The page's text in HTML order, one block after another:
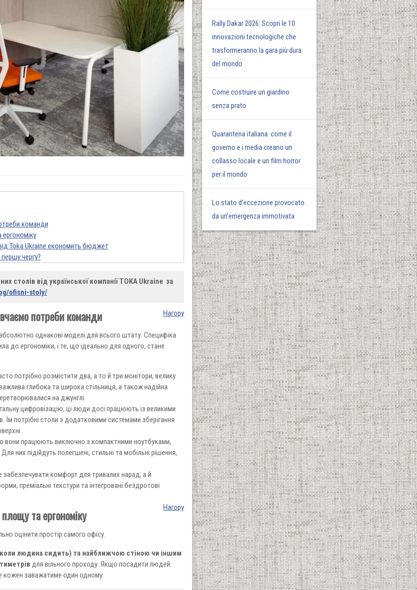
команди
Toka Ukraine економить бюджет
чергу?
столів від української компанії TOKA Ukraine за
ofisni-stoly/
Нагору
потреби команди
однакові моделі для всього штату. Специфіка
до ергономіки, і те, що ідеально для одного, стане
потрібно розмістити два, а то й три монітори, велику
глибока та широка стільниця, а також надійна
на джунглі.
цифровізацію, ці люди досі працюють із великими
Їм потрібні столи з додатковими системами зберігання
вони працюють виключно з компактними ноутбуками,
них підійдуть полегшені, стильні та мобільні рішення,
забезпечувати комфорт для тривалих нарад, а й
преміальні текстури та інтегровані бездротові
Нагору
та ергономіку
оцінити простір самого офісу.
людина сидить) та найближчою стіною чи іншим
для вільного проходу. Якщо посадити людей
кожен заважатиме один одному.
Rally Dakar 2026: Scopri le 10
innovazioni tecnologiche che
trasformeranno la gara più dura
del mondo
Come costruire un giardino
senza prato
Quarantena italiana: come il
governo e i media creano un
collasso locale e un film horror
per il mondo
Lo stato d’eccezione provocato
da un’emergenza immotivata